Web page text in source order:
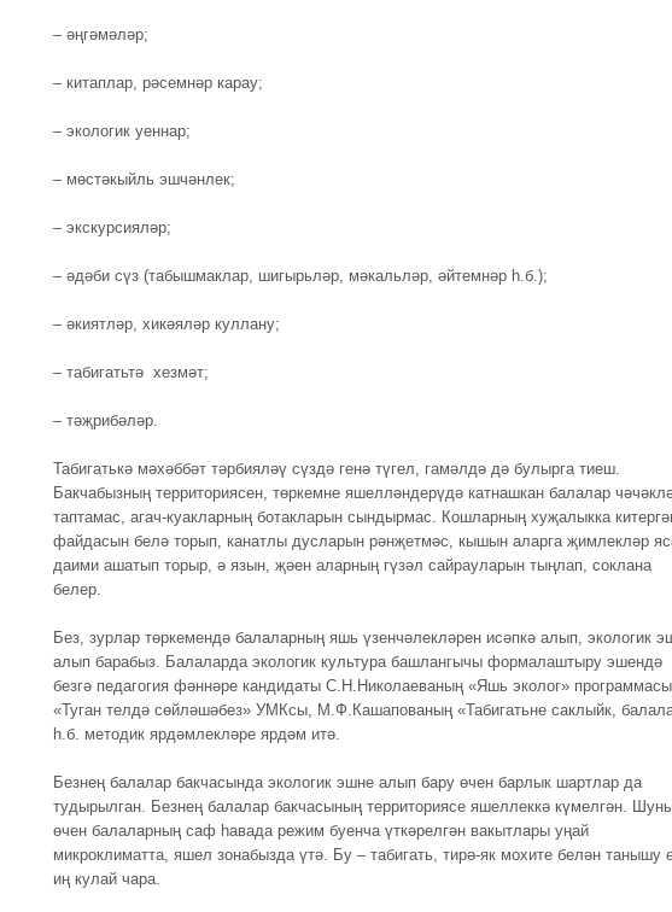
– әңгәмәләр;
– китаплар, рәсемнәр карау;
– экологик уеннар;
– мөстәкыйль эшчәнлек;
– экскурсияләр;
– әдәби сүз (табышмаклар, шигырьләр, мәкальләр, әйтемнәр һ.б.);
– әкиятләр, хикәяләр куллану;
– табигатьтә хезмәт;
– тәҗрибәләр.
Табигатькә мәхәббәт тәрбияләү сүздә генә түгел, гамәлдә дә булырга тиеш.
Бакчабызның территориясен, төркемне яшелләндерүдә катнашкан балалар
таптамас, агач-куакларның ботакларын сындырмас. Кошларның хуҗалыкка
файдасын белә торып, канатлы дусларын рәнҗетмәс, кышын аларга җимлекләр
даими ашатып торыр, ә язын, җәен аларның гүзәл сайрауларын тыңлап, соклана
белер.
Без, зурлар төркемендә балаларның яшь үзенчәлекләрен исәпкә алып, экологик
алып барабыз. Балаларда экологик культура башлангычы формалаштыру эшендә
безгә педагогия фәннәре кандидаты С.Н.Николаеваның «Яшь эколог»
«Туган телдә сөйләшәбез» УМКсы, М.Ф.Кашапованың «Табигатьне саклыйк,
һ.б. методик ярдәмлекләре ярдәм итә.
Безнең балалар бакчасында экологик эшне алып бару өчен барлык шартлар да
тудырылган. Безнең балалар бакчасының территориясе яшеллеккә күмелгән.
өчен балаларның саф һавада режим буенча үткәрелгән вакытлары уңай
микроклиматта, яшел зонабызда үтә. Бу – табигать, тирә-як мохите белән танышу
иң кулай чара.